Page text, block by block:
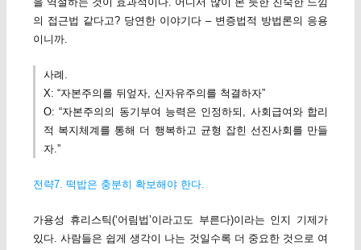
의 접근법 같다고? 당연한 이야기다 – 변증법적 방법론의 응용
이니까.
사례.
X: “자본주의를 뒤엎자, 신자유주의를 척결하자”
O: “자본주의의 동기부여 능력은 인정하되, 사회급여와 합리
적 복지체계를 통해 더 행복하고 균형 잡힌 선진사회를 만들
자.”
전략7. 떡밥은 충분히 확보해야 한다.
가용성 휴리스틱(‘어림법’이라고도 부른다)이라는 인지 기제가
있다. 사람들은 쉽게 생각이 나는 것일수록 더 중요한 것으로 여